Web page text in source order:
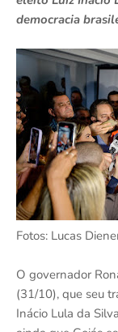
democracia
Fotos: Lucas
O governador
(31/10), que seu
Inácio Lula da